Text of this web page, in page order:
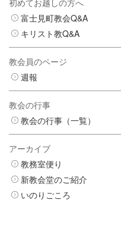
富士見町教会Q&A
キリスト教Q&A
教会員のページ
週報
教会の行事
教会の行事（一覧）
アーカイブ
教務室便り
新教会堂のご紹介
いのりごころ